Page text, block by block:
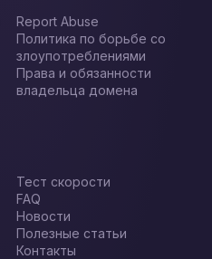
Report Abuse
Политика по борьбе со
злоупотреблениями
Права и обязанности
владельца домена
Тест скорости
FAQ
Новости
Полезные статьи
Контакты